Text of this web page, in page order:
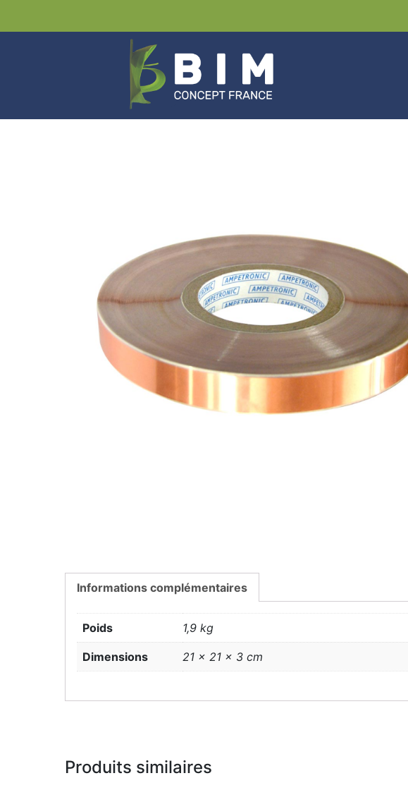
Informations complémentaires
Poids 1,9 kg
Dimensions 21 × 21 × 3 cm
Produits similaires